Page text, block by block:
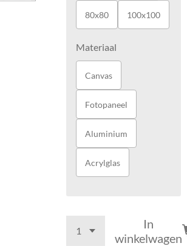
80x80 100x100
Materiaal
Canvas
Fotopaneel
Aluminium
Acrylglas
In
winkelwagen